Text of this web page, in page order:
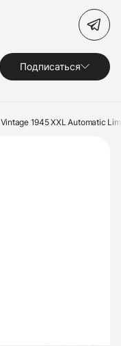
Подписаться
Vintage 1945 XXL Automatic